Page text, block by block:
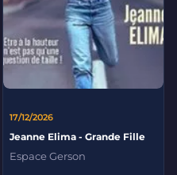
17/12/2026
Jeanne Elima - Grande Fille
Espace Gerson